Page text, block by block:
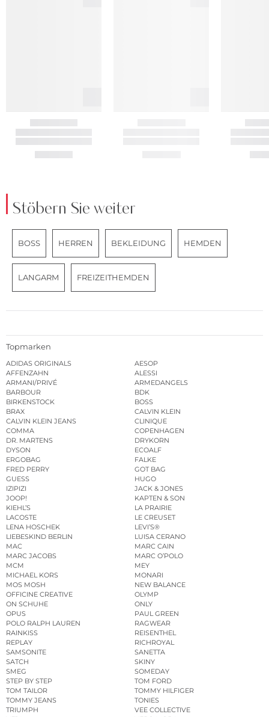
Stöbern Sie weiter
BOSS HERREN BEKLEIDUNG HEMDEN
LANGARM FREIZEITHEMDEN
Topmarken
ADIDAS ORIGINALS
AESOP
AFFENZAHN
ALESSI
ARMANI/PRIVÉ
ARMEDANGELS
BARBOUR
BDK
BIRKENSTOCK
BOSS
BRAX
CALVIN KLEIN
CALVIN KLEIN JEANS
CLINIQUE
COMMA
COPENHAGEN
DR. MARTENS
DRYKORN
DYSON
ECOALF
ERGOBAG
FALKE
FRED PERRY
GOT BAG
GUESS
HUGO
IZIPIZI
JACK & JONES
JOOP!
KAPTEN & SON
KIEHL’S
LA PRAIRIE
LACOSTE
LE CREUSET
LENA HOSCHEK
LEVI’S®
LIEBESKIND BERLIN
LUISA CERANO
MAC
MARC CAIN
MARC JACOBS
MARC O’POLO
MCM
MEY
MICHAEL KORS
MONARI
MOS MOSH
NEW BALANCE
OFFICINE CREATIVE
OLYMP
ON SCHUHE
ONLY
OPUS
PAUL GREEN
POLO RALPH LAUREN
RAGWEAR
RAINKISS
REISENTHEL
REPLAY
RICHROYAL
SAMSONITE
SANETTA
SATCH
SKINY
SMEG
SOMEDAY
STEP BY STEP
TOM FORD
TOM TAILOR
TOMMY HILFIGER
TOMMY JEANS
TONIES
TRIUMPH
VEE COLLECTIVE